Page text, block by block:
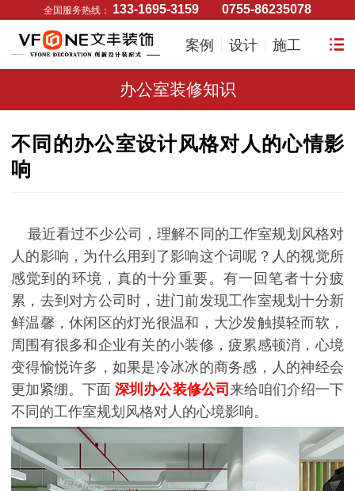
全国服务热线： 133-1695-3159 0755-86235078
案例 设计 施工
办公室装修知识
不同的办公室设计风格对人的心情影
响
最近看过不少公司，理解不同的工作室规划风格对
人的影响，为什么用到了影响这个词呢？人的视觉所
感觉到的环境，真的十分重要。有一回笔者十分疲
累，去到对方公司时，进门前发现工作室规划十分新
鲜温馨，休闲区的灯光很温和，大沙发触摸轻而软，
周围有很多和企业有关的小装修，疲累感顿消，心境
变得愉悦许多，如果是冷冰冰的商务感，人的神经会
更加紧绷。下面深圳办公装修公司 来给咱们介绍一下
不同的工作室规划风格对人的心境影响。